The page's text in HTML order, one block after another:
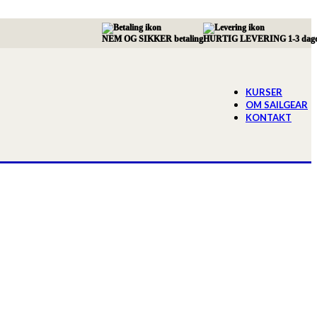
NEM OG SIKKER betalingHURTIG LEVERING 1-3
KURSER
OM SAILGEAR
KONTAKT